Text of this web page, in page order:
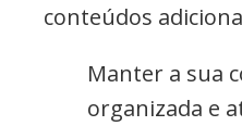
conteúdos
Manter a sua
organizada e